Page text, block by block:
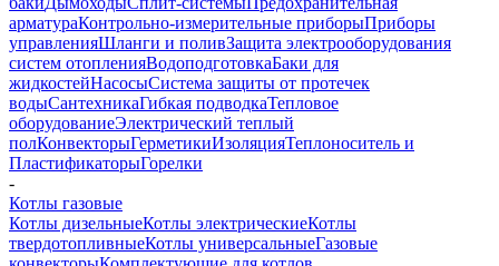
арматураКонтрольно-измерительные приборыПриборы
управленияШланги и поливЗащита электрооборудования
систем отопленияВодоподготовкаБаки для
жидкостейНасосыСистема защиты от протечек
водыСантехникаГибкая подводкаТепловое
оборудованиеЭлектрический теплый
полКонвекторыГерметикиИзоляцияТеплоноситель и
ПластификаторыГорелки
-
Котлы газовые
Котлы дизельныеКотлы электрическиеКотлы
твердотопливныеКотлы универсальныеГазовые